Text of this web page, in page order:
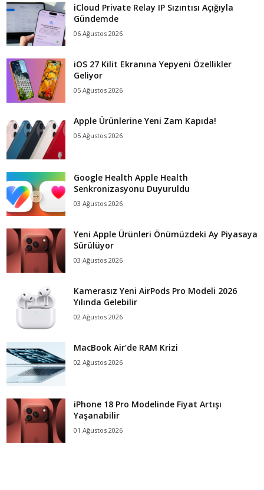
iCloud Private Relay IP Sızıntısı Açığıyla
Gündemde
06 Ağustos 2026
iOS 27 Kilit Ekranına Yepyeni Özellikler
Geliyor
05 Ağustos 2026
Apple Ürünlerine Yeni Zam Kapıda!
05 Ağustos 2026
Google Health Apple Health
Senkronizasyonu Duyuruldu
03 Ağustos 2026
Yeni Apple Ürünleri Önümüzdeki Ay Piyasaya
Sürülüyor
03 Ağustos 2026
Kamerasız Yeni AirPods Pro Modeli 2026
Yılında Gelebilir
02 Ağustos 2026
MacBook Air’de RAM Krizi
02 Ağustos 2026
iPhone 18 Pro Modelinde Fiyat Artışı
Yaşanabilir
01 Ağustos 2026